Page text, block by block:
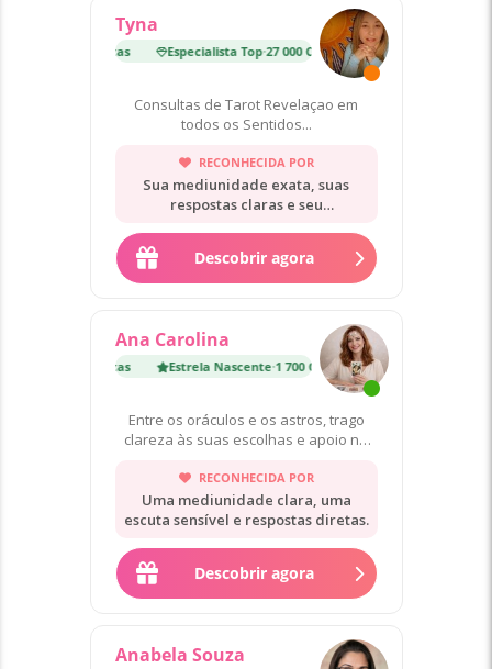
Tyna
Especialista Top· 27 000 Consultas
Consultas de Tarot Revelaçao em
todos os Sentidos...
RECONHECIDA POR
Sua mediunidade exata, suas
respostas claras e seu
Descobrir agora
Ana Carolina
Estrela Nascente·1 700 Consultas
Entre os oráculos e os astros, trago
clareza às suas escolhas e apoio no
RECONHECIDA POR
Uma mediunidade clara, uma
escuta sensível e respostas diretas.
Descobrir agora
Anabela Souza